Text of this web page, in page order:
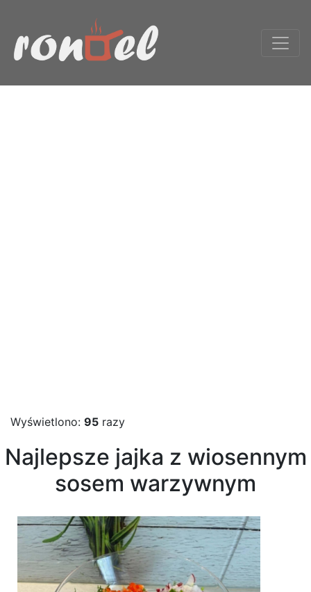
Wyświetlono: 95 razy
Najlepsze jajka z wiosennym
sosem warzywnym